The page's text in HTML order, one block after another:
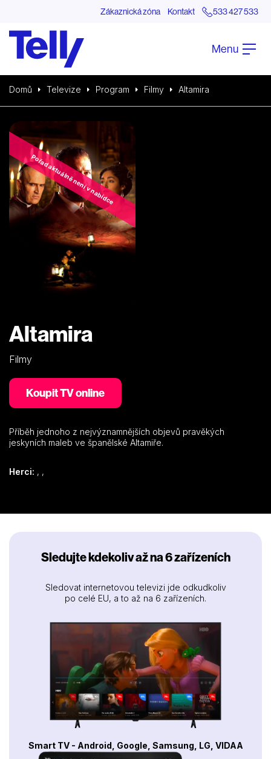
Zákaznická zóna Kontakt 533 427 533
Menu
Domů Televize Program Filmy Altamira
Pořad aktuálně není v nabídce
Altamira
Filmy
Koupit TV online
Příběh jednoho z nejvýznamnějších objevů pravěkých
jeskyních maleb ve španělské Altamiře.
Herci: , ,
Sledujte kdekoliv až na 6 zařízeních
Sledovat internetovou televizi jde odkudkoliv
po celé EU, a to až na 6 zařízeních.
Smart TV - Android, Google, Samsung, LG, VIDAA